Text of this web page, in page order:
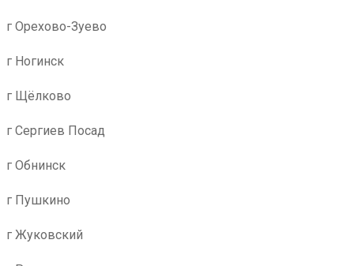
г Орехово-Зуево
г Ногинск
г Щёлково
г Сергиев Посад
г Обнинск
г Пушкино
г Жуковский